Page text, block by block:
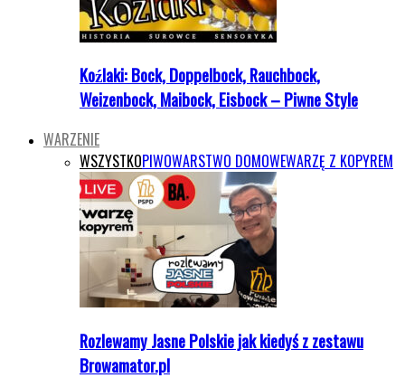
Koźlaki: Bock, Doppelbock, Rauchbock,
Weizenbock, Maibock, Eisbock – Piwne Style
WARZENIE
WSZYSTKOPIWOWARSTWO DOMOWEWARZĘ Z KOPYREM
Rozlewamy Jasne Polskie jak kiedyś z zestawu
Browamator.pl